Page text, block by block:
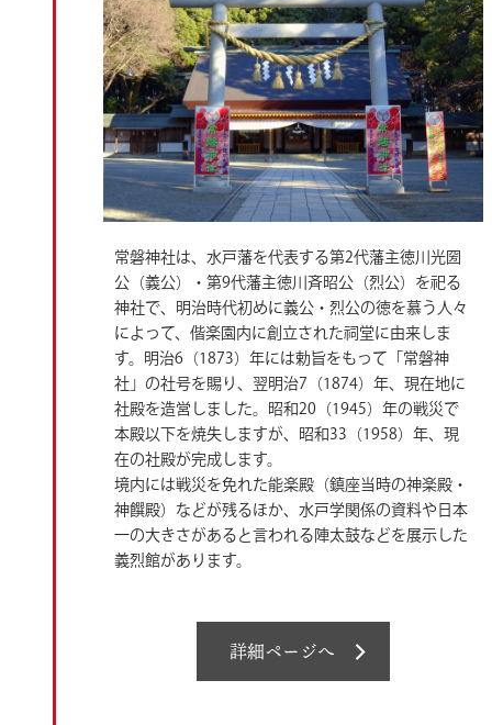
常磐神社は、水戸藩を代表する第2代藩主徳川光圀
公（義公）・第9代藩主徳川斉昭公（烈公）を祀る
神社で、明治時代初めに義公・烈公の徳を慕う人々
によって、偕楽園内に創立された祠堂に由来しま
す。明治6（1873）年には勅旨をもって「常磐神
社」の社号を賜り、翌明治7（1874）年、現在地に
社殿を造営しました。昭和20（1945）年の戦災で
本殿以下を焼失しますが、昭和33（1958）年、現
在の社殿が完成します。
境内には戦災を免れた能楽殿（鎮座当時の神楽殿・
神饌殿）などが残るほか、水戸学関係の資料や日本
一の大きさがあると言われる陣太鼓などを展示した
義烈館があります。
詳細ページへ